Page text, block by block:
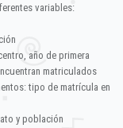
variables:
año de primera
matriculados
tipo de matrícula en
y población